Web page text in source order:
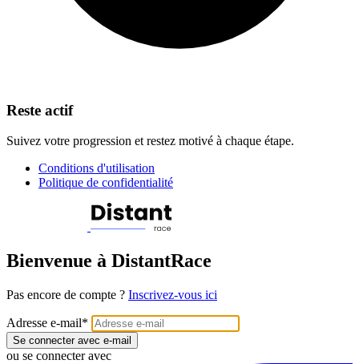
Reste actif
Suivez votre progression et restez motivé à chaque étape.
Conditions d'utilisation
Politique de confidentialité
Bienvenue à DistantRace
Pas encore de compte ? Inscrivez-vous ici
Adresse e-mail*
Se connecter avec e-mail
ou se connecter avec